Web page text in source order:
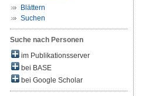
Blättern
Suchen
Suche nach Personen
im Publikationsserver
bei BASE
bei Google Scholar